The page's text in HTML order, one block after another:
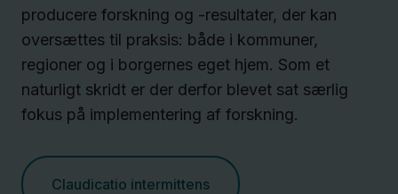
producere forskning og -resultater, der kan
oversættes til praksis: både i kommuner,
regioner og i borgernes eget hjem. Som et
naturligt skridt er der derfor blevet sat særlig
fokus på implementering af forskning.
Claudicatio intermittens